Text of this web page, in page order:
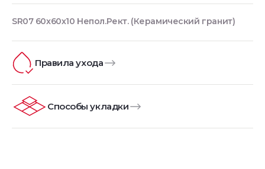
SR07 60x60х10 Непол.Рект. (Керамический гранит)
Правила ухода
Способы укладки